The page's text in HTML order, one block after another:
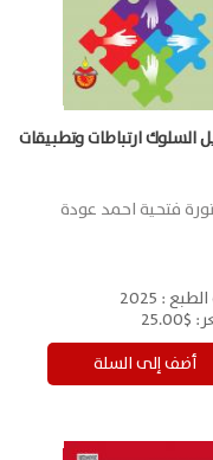
السلوك ارتباطات وتطبيقات
فتحية احمد عودة
:
2025
$25.00